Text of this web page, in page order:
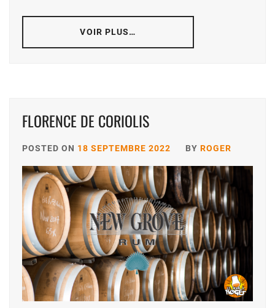
VOIR PLUS…
FLORENCE DE CORIOLIS
POSTED ON 18 SEPTEMBRE 2022 BY ROGER